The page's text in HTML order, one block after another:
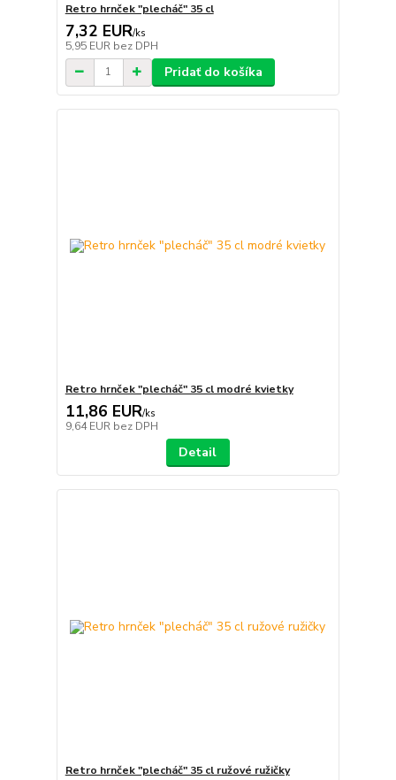
Retro hrnček "plecháč" 35 cl
7,32 EUR/ks
5,95 EUR bez DPH
Pridať do košíka
Retro hrnček "plecháč" 35 cl modré kvietky
11,86 EUR/ks
9,64 EUR bez DPH
Detail
Retro hrnček "plecháč" 35 cl ružové ružičky